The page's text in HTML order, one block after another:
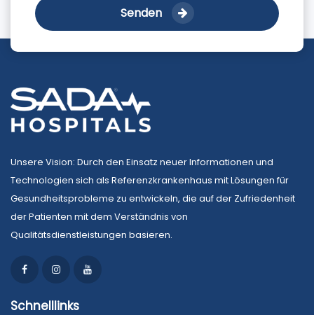
Senden
Unsere Vision: Durch den Einsatz neuer Informationen und
Technologien sich als Referenzkrankenhaus mit Lösungen für
Gesundheitsprobleme zu entwickeln, die auf der Zufriedenheit
der Patienten mit dem Verständnis von
Qualitätsdienstleistungen basieren.
Schnelllinks